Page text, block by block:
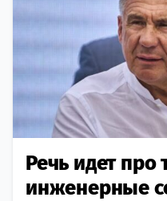
Речь идет про
инженерные